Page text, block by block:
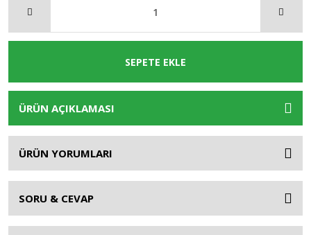
SEPETE EKLE
ÜRÜN AÇIKLAMASI
ÜRÜN YORUMLARI
SORU & CEVAP